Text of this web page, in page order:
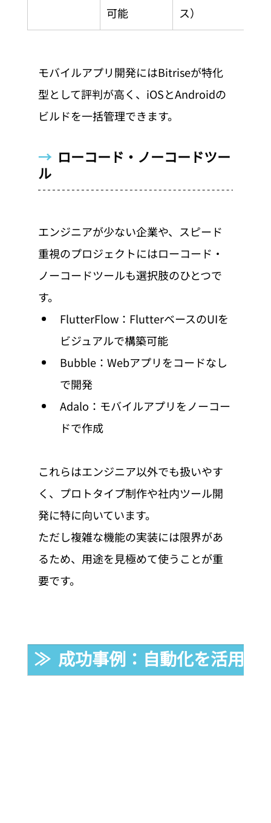
可能
ス）
モバイルアプリ開発にはBitriseが特化
型として評判が高く、iOSとAndroidの
ビルドを一括管理できます。
→ ローコード・ノーコードツー
ル
エンジニアが少ない企業や、スピード
重視のプロジェクトにはローコード・
ノーコードツールも選択肢のひとつで
す。
FlutterFlow：FlutterベースのUIを
ビジュアルで構築可能
Bubble：Webアプリをコードなし
で開発
Adalo：モバイルアプリをノーコー
ドで作成
これらはエンジニア以外でも扱いやす
く、プロトタイプ制作や社内ツール開
発に特に向いています。
ただし複雑な機能の実装には限界があ
るため、用途を見極めて使うことが重
要です。
≫  成功事例：自動化を活用し